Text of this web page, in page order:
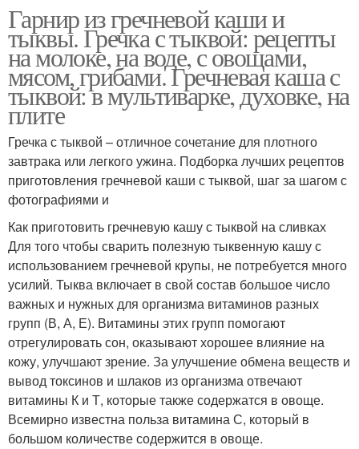
Гарнир из гречневой каши и
тыквы. Гречка с тыквой: рецепты
на молоке, на воде, с овощами,
мясом, грибами. Гречневая каша с
тыквой: в мультиварке, духовке, на
плите
Гречка с тыквой – отличное сочетание для плотного
завтрака или легкого ужина. Подборка лучших рецептов
приготовления гречневой каши с тыквой, шаг за шагом с
фотографиями и
Как приготовить гречневую кашу с тыквой на сливках
Для того чтобы сварить полезную тыквенную кашу с
использованием гречневой крупы, не потребуется много
усилий. Тыква включает в свой состав большое число
важных и нужных для организма витаминов разных
групп (В, А, Е). Витамины этих групп помогают
отрегулировать сон, оказывают хорошее влияние на
кожу, улучшают зрение. За улучшение обмена веществ и
вывод токсинов и шлаков из организма отвечают
витамины К и Т, которые также содержатся в овоще.
Всемирно известна польза витамина С, который в
большом количестве содержится в овоще.